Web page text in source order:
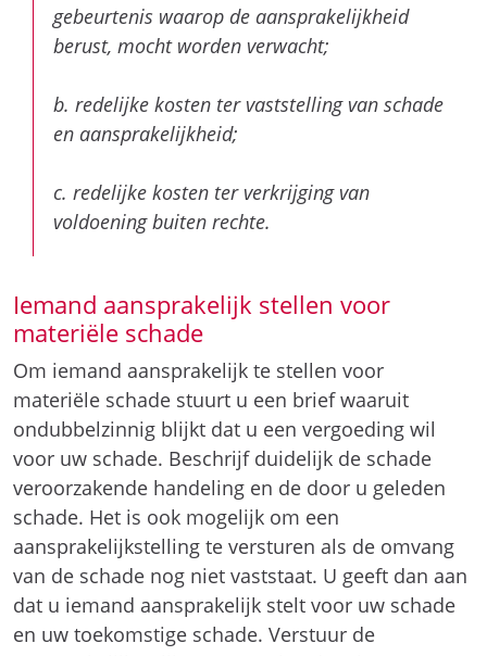
gebeurtenis waarop de aansprakelijkheid
berust, mocht worden verwacht;
b. redelijke kosten ter vaststelling van schade
en aansprakelijkheid;
c. redelijke kosten ter verkrijging van
voldoening buiten rechte.
Iemand aansprakelijk stellen voor
materiële schade
Om iemand aansprakelijk te stellen voor
materiële schade stuurt u een brief waaruit
ondubbelzinnig blijkt dat u een vergoeding wil
voor uw schade. Beschrijf duidelijk de schade
veroorzakende handeling en de door u geleden
schade. Het is ook mogelijk om een
aansprakelijkstelling te versturen als de omvang
van de schade nog niet vaststaat. U geeft dan aan
dat u iemand aansprakelijk stelt voor uw schade
en uw toekomstige schade. Verstuur de